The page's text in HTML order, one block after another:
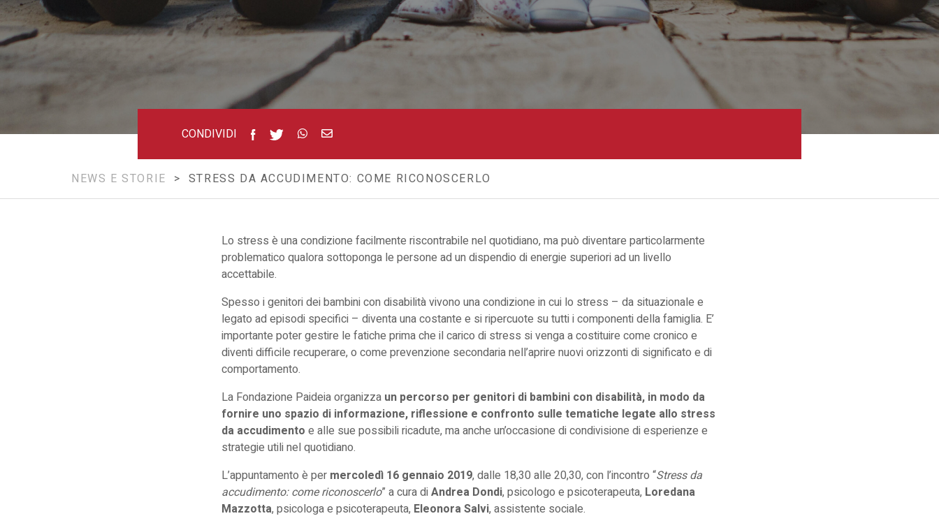
CONDIVIDI
NEWS E STORIE > STRESS DA ACCUDIMENTO: COME RICONOSCERLO
Lo stress è una condizione facilmente riscontrabile nel quotidiano, ma può diventare particolarmente
problematico qualora sottoponga le persone ad un dispendio di energie superiori ad un livello
accettabile.
Spesso i genitori dei bambini con disabilità vivono una condizione in cui lo stress – da situazionale e
legato ad episodi specifici – diventa una costante e si ripercuote su tutti i componenti della famiglia. E’
importante poter gestire le fatiche prima che il carico di stress si venga a costituire come cronico e
diventi difficile recuperare, o come prevenzione secondaria nell’aprire nuovi orizzonti di significato e di
comportamento.
La Fondazione Paideia organizza un percorso per genitori di bambini con disabilità, in modo da
fornire uno spazio di informazione, riflessione e confronto sulle tematiche legate allo stress
da accudimento e alle sue possibili ricadute, ma anche un’occasione di condivisione di esperienze e
strategie utili nel quotidiano.
L’appuntamento è per mercoledì 16 gennaio 2019, dalle 18,30 alle 20,30, con l’incontro “Stress da
accudimento: come riconoscerlo” a cura di Andrea Dondi, psicologo e psicoterapeuta, Loredana
Mazzotta, psicologa e psicoterapeuta, Eleonora Salvi, assistente sociale.